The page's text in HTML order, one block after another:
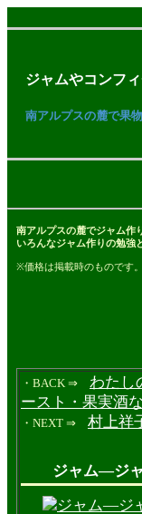
ジャムやコンフ
南アルプスの麓で果
南アルプスの麓でジャム作
いろんなジャム作りの勉強
※価格は掲載時のものです
・BACK ⇒ わたし
ースト・果実酒
・NEXT ⇒ 村上祥
ジャム―ジ